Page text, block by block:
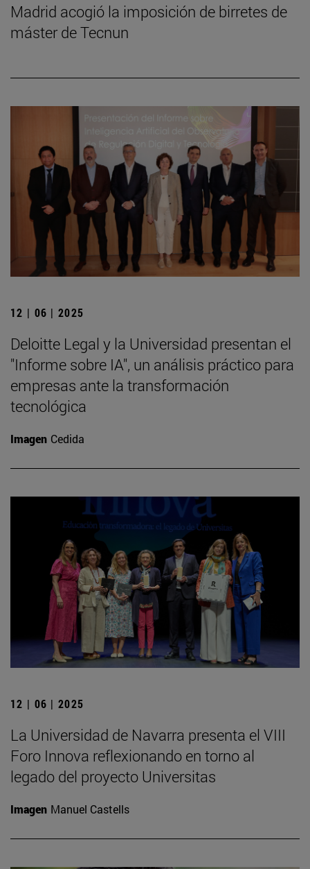
Madrid acogió la imposición de birretes de
máster de Tecnun
12 | 06 | 2025
Deloitte Legal y la Universidad presentan el
"Informe sobre IA", un análisis práctico para
empresas ante la transformación
tecnológica
Imagen Cedida
12 | 06 | 2025
La Universidad de Navarra presenta el VIII
Foro Innova reflexionando en torno al
legado del proyecto Universitas
Imagen Manuel Castells